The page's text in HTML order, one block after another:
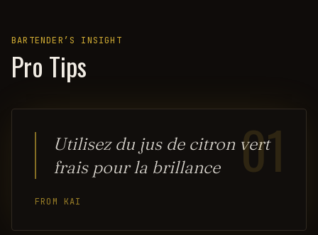
BARTENDER’S INSIGHT
Pro Tips
01
Utilisez du jus de citron vert
frais pour la brillance
FROM KAI